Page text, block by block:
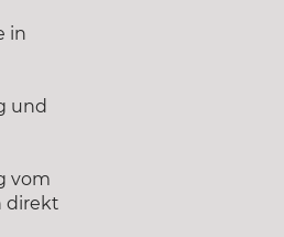
in
und
vom
direkt